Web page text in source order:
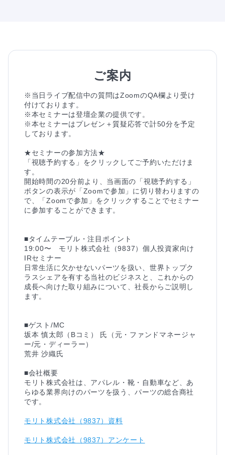
ご案内
※当日ライブ配信中の質問はZoomのQA欄より受け
付けております。
※本セミナーは登壇企業の提供です。
※本セミナーはプレゼン＋質疑応答で計50分を予定
しております。
★セミナーの参加方法★
「視聴予約する」をクリックしてご予約いただけま
す。
開始時間の20分前より、当画面の「視聴予約する」
ボタンの表示が「Zoomで参加」に切り替わりますの
で、「Zoomで参加」をクリックすることでセミナー
に参加することができます。
■タイムテーブル・注目ポイント
19:00〜　モリト株式会社（9837）個人投資家向け
IRセミナー
日常生活に欠かせないパーツを扱い、世界トップク
ラスシェアを有する当社のビジネスと、これからの
成長へ向けた取り組みについて、社長からご説明し
ます。
■ゲスト/MC
坂本 慎太郎（Bコミ） 氏（元・ファンドマネージャ
ー/元・ディーラー）
荒井 沙織氏
■会社概要
モリト株式会社は、アパレル・靴・自動車など、あ
らゆる業界向けのパーツを扱う、パーツの総合商社
モリト株式会社（9837）資料
モリト株式会社（9837）アンケート